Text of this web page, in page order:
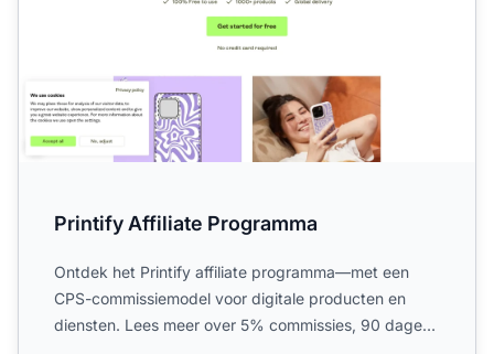
Printify Affiliate Programma
Ontdek het Printify affiliate programma—met een
CPS-commissiemodel voor digitale producten en
diensten. Lees meer over 5% commissies, 90 dagen